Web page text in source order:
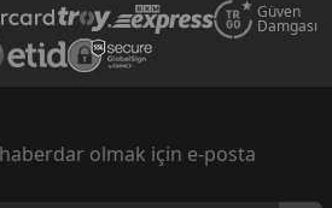
Güven
Damgası
olmak için e-posta